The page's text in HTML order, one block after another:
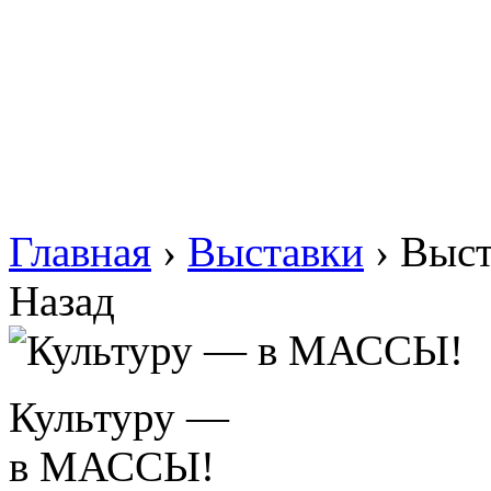
Главная › Выставки ›
Назад
Культуру —
в МАССЫ!